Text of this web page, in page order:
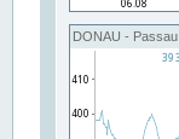
DONAU - Passau